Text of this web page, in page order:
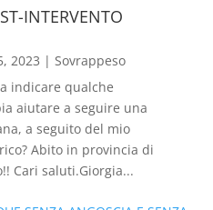
INTERVENTO
2023 | Sovrappeso
indicare qualche
aiutare a seguire una
a seguito del mio
Abito in provincia di
Cari saluti.Giorgia...